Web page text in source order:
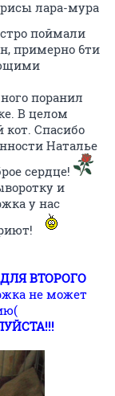
лара-мура
поймали
примерно 6ти
поранил
В целом
кот. Спасибо
Наталье
сердце!
и
у нас
ВТОРОГО
не может